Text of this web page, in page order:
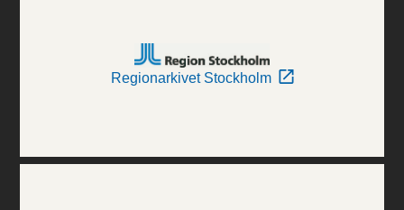
Regionarkivet Stockholm